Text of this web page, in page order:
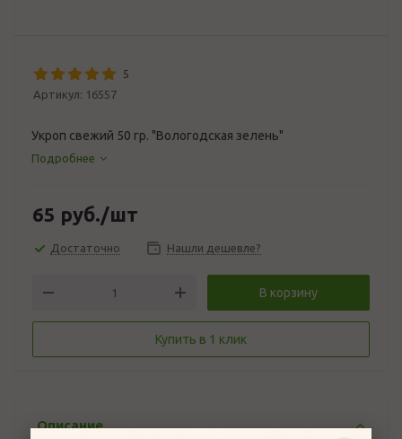
5
Артикул: 16557
Укроп свежий 50 гр. "Вологодская зелень"
Подробнее
65 руб./шт
Достаточно Нашли дешевле?
В корзину
Купить в 1 клик
Описание